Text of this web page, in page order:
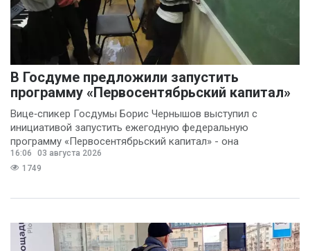
В Госдуме предложили запустить
программу «Первосентябрьский капитал»
Вице‑спикер Госдумы Борис Чернышов выступил с
инициативой запустить ежегодную федеральную
программу «Первосентябрьский капитал» - она
предполагает
16:06
03 августа 2026
1749